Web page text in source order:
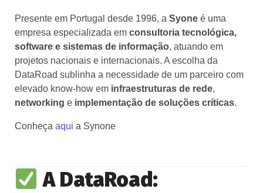
Presente em Portugal desde 1996, a Syone é uma
empresa especializada em consultoria tecnológica,
software e sistemas de informação, atuando em
projetos nacionais e internacionais. A escolha da
DataRoad sublinha a necessidade de um parceiro com
elevado know‑how em infraestruturas de rede,
networking e implementação de soluções críticas.
Conheça aqui a Synone
A DataRoad: